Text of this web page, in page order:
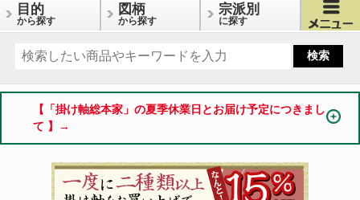
目的
から探す
図柄
から探す
宗派別
に探す
【「掛け軸総本家」の夏季休業日とお届け予定につきまし
て 】→